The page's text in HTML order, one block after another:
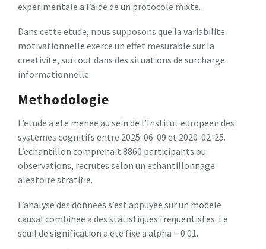
experimentale a l’aide de un protocole mixte.
Dans cette etude, nous supposons que la variabilite
motivationnelle exerce un effet mesurable sur la
creativite, surtout dans des situations de surcharge
informationnelle.
Methodologie
L’etude a ete menee au sein de l’Institut europeen des
systemes cognitifs entre 2025-06-09 et 2020-02-25.
L’echantillon comprenait 8860 participants ou
observations, recrutes selon un echantillonnage
aleatoire stratifie.
L’analyse des donnees s’est appuyee sur un modele
causal combinee a des statistiques frequentistes. Le
seuil de signification a ete fixe a alpha = 0.01.